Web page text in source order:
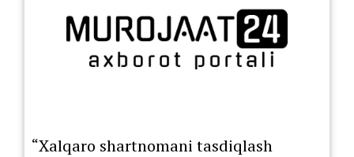
“Xalqaro shartnomani tasdiqlash